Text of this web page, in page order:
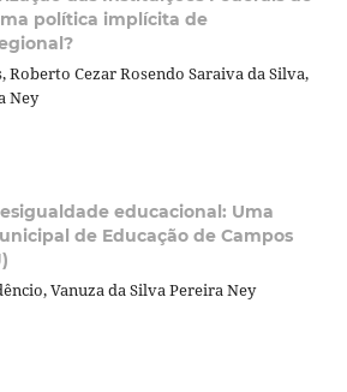
política implícita de
Roberto Cezar Rosendo Saraiva da Silva,
Ney
educacional: Uma
de Educação de Campos
Vanuza da Silva Pereira Ney